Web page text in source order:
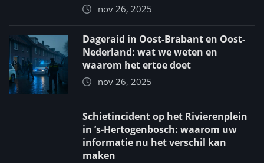
nov 26, 2025
Dageraid in Oost-Brabant en Oost-
Nederland: wat we weten en
waarom het ertoe doet
nov 26, 2025
Schietincident op het Rivierenplein
in ’s‑Hertogenbosch: waarom uw
informatie nu het verschil kan
maken